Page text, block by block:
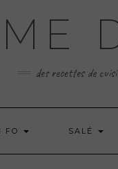
des recettes de
FO SALÉ